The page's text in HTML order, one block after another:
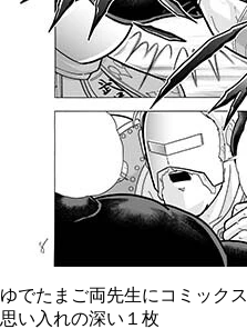
ゆでたまご両先生にコミック
思い入れの深い１枚